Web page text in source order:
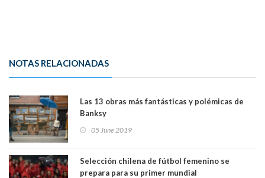
NOTAS RELACIONADAS
Las 13 obras más fantásticas y polémicas de
Banksy
05 June 2019
Selección chilena de fútbol femenino se
prepara para su primer mundial